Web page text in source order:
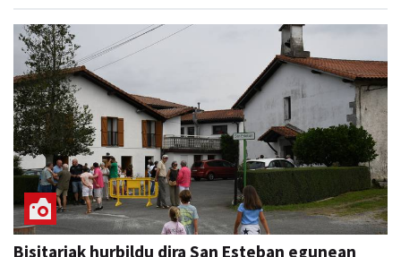
Bisitariak hurbildu dira San Esteban egunean